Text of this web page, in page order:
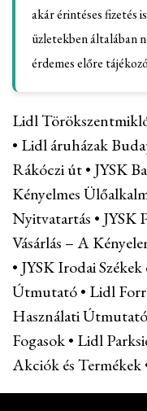
akár érintéses fizetés
üzletekben általában
érdemes előre
Lidl
• Lidl áruházak
Rákóczi út• JYSK
Kényelmes
Nyitvatartás • JYSK
Vásárlás – A
• JYSK Irodai Székek
Útmutató• Lidl
Használati Útmutató
Fogasok• Lidl
Akciók és Termékek